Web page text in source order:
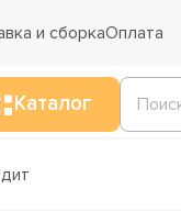
и сборкаОплата
Каталог